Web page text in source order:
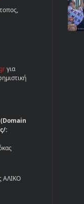
για
(Domain
:
ΑΛΙΚΟ